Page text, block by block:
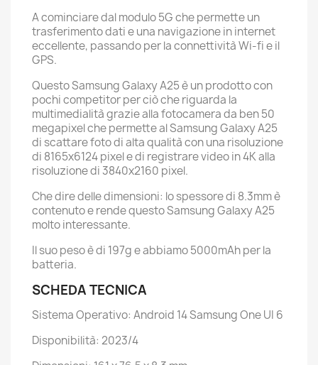
A cominciare dal modulo 5G che permette un
trasferimento dati e una navigazione in internet
eccellente, passando per la connettività Wi-fi e il
GPS.
Questo Samsung Galaxy A25 è un prodotto con
pochi competitor per ciò che riguarda la
multimedialità grazie alla fotocamera da ben 50
megapixel che permette al Samsung Galaxy A25
di scattare foto di alta qualità con una risoluzione
di 8165x6124 pixel e di registrare video in 4K alla
risoluzione di 3840x2160 pixel.
Che dire delle dimensioni: lo spessore di 8.3mm è
contenuto e rende questo Samsung Galaxy A25
molto interessante.
Il suo peso è di 197g e abbiamo 5000mAh per la
batteria.
SCHEDA TECNICA
Sistema Operativo: Android 14 Samsung One UI 6
Disponibilità: 2023/4